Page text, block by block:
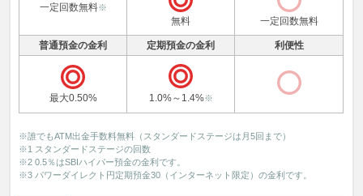
一定回数無料※
無料 一定回数無料
普通預金の金利 定期預金の金利 利便性
最大0.50% 1.0%～1.4%※
※誰でもATM出金手数料無料（スタンダードステージは月5回まで）
※1 スタンダードステージの回数
※2 0.5％はSBIハイパー預金の金利です。
※3 パワーダイレクト円定期預金30（インターネット限定）の金利です。